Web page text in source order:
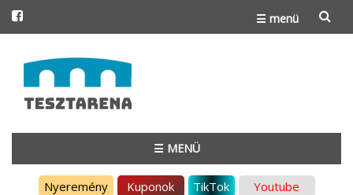
☰ menü
to
content
☰ MENÜ
Nyeremény Kuponok TikTok Youtube